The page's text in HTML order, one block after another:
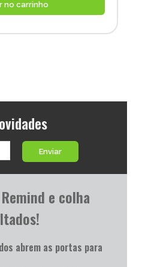
no carrinho
Enviar
e colha
abrem as portas para